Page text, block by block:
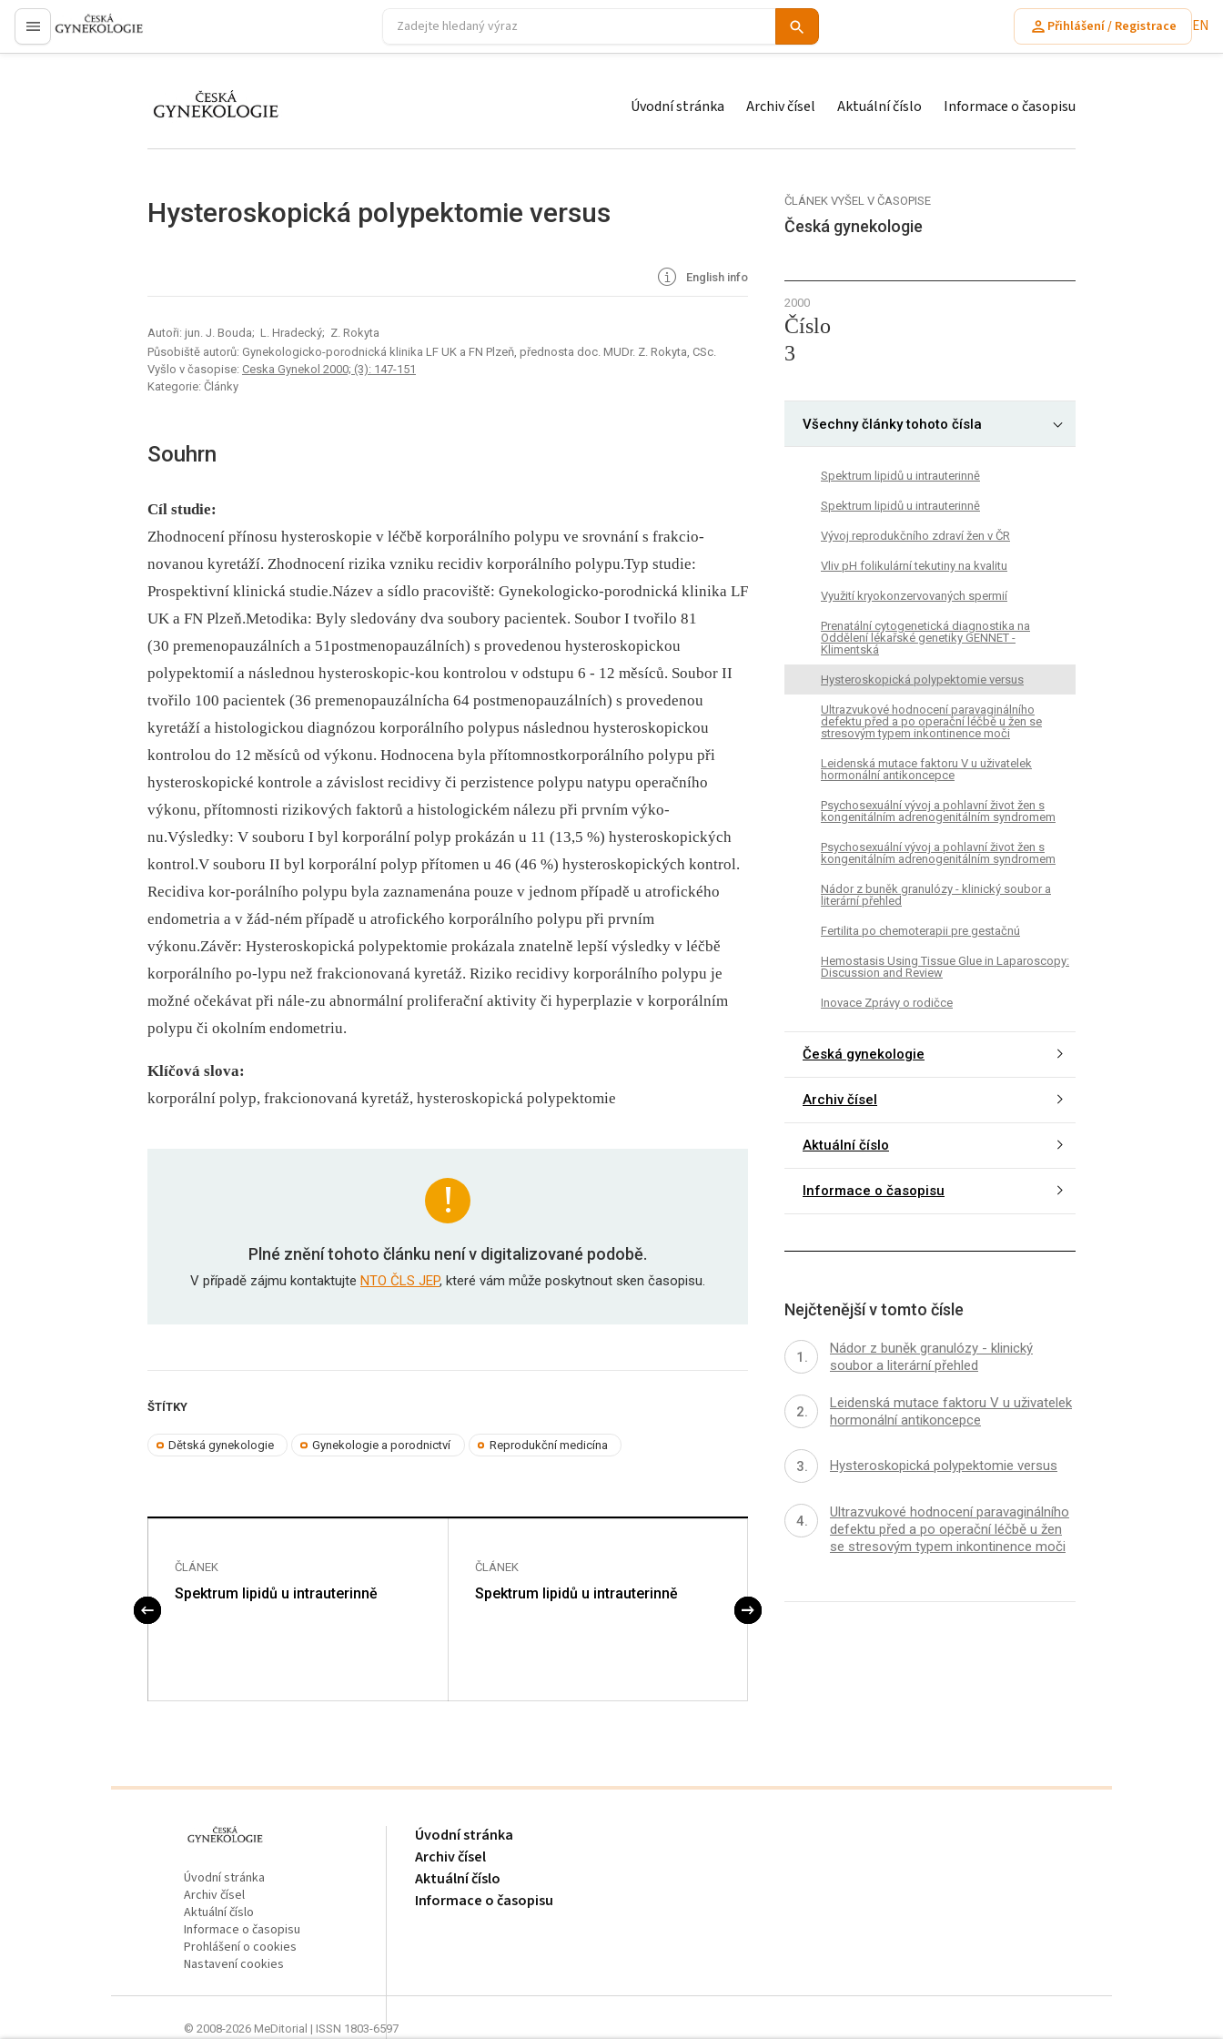
proLékaře.cz
Přihlášení / Registrace EN
proLékaře.cz Úvodní stránka Archiv čísel Aktuální číslo Informace o časopisu
Hysteroskopická polypektomie versus
English info
Autoři: jun. J. Bouda; L. Hradecký; Z. Rokyta
Působiště autorů: Gynekologicko-porodnická klinika LF UK a FN Plzeň, přednosta doc. MUDr. Z. Rokyta, CSc.
Vyšlo v časopise: Ceska Gynekol 2000; (3): 147-151
Kategorie: Články
Souhrn
Cíl studie:
Zhodnocení přínosu hysteroskopie v léčbě korporálního polypu ve srovnání s frakcio-
novanou kyretáží. Zhodnocení rizika vzniku recidiv korporálního polypu.Typ studie:
Prospektivní klinická studie.Název a sídlo pracoviště: Gynekologicko-porodnická klinika LF
UK a FN Plzeň.Metodika: Byly sledovány dva soubory pacientek. Soubor I tvořilo 81
(30 premenopauzálních a 51postmenopauzálních) s provedenou hysteroskopickou
polypektomií a následnou hysteroskopic-kou kontrolou v odstupu 6 -⁠ 12 měsíců. Soubor II
tvořilo 100 pacientek (36 premenopauzálnícha 64 postmenopauzálních) s provedenou
kyretáží a histologickou diagnózou korporálního polypus následnou hysteroskopickou
kontrolou do 12 měsíců od výkonu. Hodnocena byla přítomnostkorporálního polypu při
hysteroskopické kontrole a závislost recidivy či perzistence polypu natypu operačního
výkonu, přítomnosti rizikových faktorů a histologickém nálezu při prvním výko-
nu.Výsledky: V souboru I byl korporální polyp prokázán u 11 (13,5 %) hysteroskopických
kontrol.V souboru II byl korporální polyp přítomen u 46 (46 %) hysteroskopických kontrol.
Recidiva kor-porálního polypu byla zaznamenána pouze v jednom případě u atrofického
endometria a v žád-ném případě u atrofického korporálního polypu při prvním
výkonu.Závěr: Hysteroskopická polypektomie prokázala znatelně lepší výsledky v léčbě
korporálního po-lypu než frakcionovaná kyretáž. Riziko recidivy korporálního polypu je
možné očekávat při nále-zu abnormální proliferační aktivity či hyperplazie v korporálním
polypu či okolním endometriu.
Klíčová slova:
korporální polyp, frakcionovaná kyretáž, hysteroskopická polypektomie
Plné znění tohoto článku není v digitalizované podobě.
V případě zájmu kontaktujte NTO ČLS JEP, které vám může poskytnout sken časopisu.
ŠTÍTKY
Dětská gynekologie Gynekologie a porodnictví Reprodukční medicína
ČLÁNEK
Spektrum lipidů u intrauterinně
ČLÁNEK
Spektrum lipidů u intrauterinně
ČLÁNEK VYŠEL V ČASOPISE
Česká gynekologie
2000
Číslo
3
Všechny články tohoto čísla
Spektrum lipidů u intrauterinně
Spektrum lipidů u intrauterinně
Vývoj reprodukčního zdraví žen v ČR
Vliv pH folikulární tekutiny na kvalitu
Využití kryokonzervovaných spermií
Prenatální cytogenetická diagnostika na
Oddělení lékařské genetiky GENNET -
Klimentská
Hysteroskopická polypektomie versus
Ultrazvukové hodnocení paravaginálního
defektu před a po operační léčbě u žen se
stresovým typem inkontinence moči
Leidenská mutace faktoru V u uživatelek
hormonální antikoncepce
Psychosexuální vývoj a pohlavní život žen s
kongenitálním adrenogenitálním syndromem
Psychosexuální vývoj a pohlavní život žen s
kongenitálním adrenogenitálním syndromem
Nádor z buněk granulózy - klinický soubor a
literární přehled
Fertilita po chemoterapii pre gestačnú
Hemostasis Using Tissue Glue in Laparoscopy:
Discussion and Review
Inovace Zprávy o rodičce
Česká gynekologie
Archiv čísel
Aktuální číslo
Informace o časopisu
Nejčtenější v tomto čísle
Nádor z buněk granulózy - klinický
soubor a literární přehled
Leidenská mutace faktoru V u uživatelek
hormonální antikoncepce
Hysteroskopická polypektomie versus
Ultrazvukové hodnocení paravaginálního
defektu před a po operační léčbě u žen
se stresovým typem inkontinence moči
Úvodní stránka
Archiv čísel
Aktuální číslo
Informace o časopisu
Prohlášení o cookies
Nastavení cookies
Úvodní stránka
Archiv čísel
Aktuální číslo
Informace o časopisu
© 2008-2026 MeDitorial | ISSN 1803-6597